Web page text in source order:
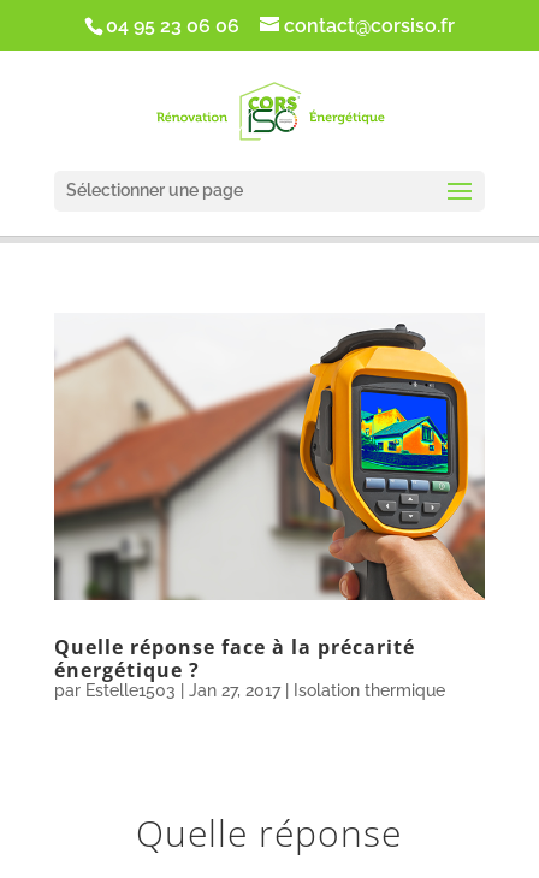
04 95 23 06 06 contact@corsiso.fr
Sélectionner une page
Quelle réponse face à la précarité
énergétique ?
par Estelle1503 Jan 27, 2017| Isolation thermique
Quelle réponse